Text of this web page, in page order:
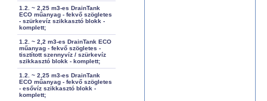
1.2. ~ 2,25 m3-es DrainTank
ECO műanyag - fekvő szögletes
- szürkevíz szikkasztó blokk -
komplett;
1.2. ~ 2,2 m3-es DrainTank ECO
műanyag - fekvő szögletes -
tisztított szennyvíz / szürkevíz
szikkasztó blokk - komplett;
1.2. ~ 2,25 m3-es DrainTank
ECO műanyag - fekvő szögletes
- esővíz szikkasztó blokk -
komplett;